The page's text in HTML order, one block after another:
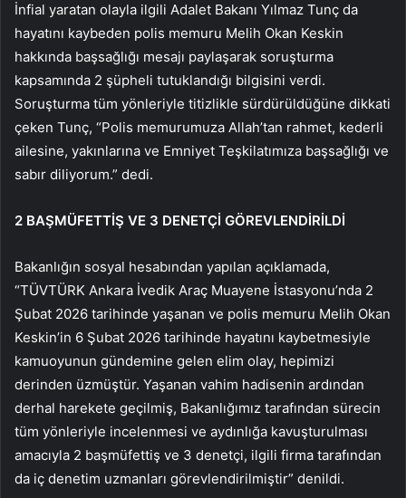
İnfial yaratan olayla ilgili Adalet Bakanı Yılmaz Tunç da
hayatını kaybeden polis memuru Melih Okan Keskin
hakkında başsağlığı mesajı paylaşarak soruşturma
kapsamında 2 şüpheli tutuklandığı bilgisini verdi.
Soruşturma tüm yönleriyle titizlikle sürdürüldüğüne dikkati
çeken Tunç, “Polis memurumuza Allah’tan rahmet, kederli
ailesine, yakınlarına ve Emniyet Teşkilatımıza başsağlığı ve
sabır diliyorum.” dedi.
2 BAŞMÜFETTİŞ VE 3 DENETÇİ GÖREVLENDİRİLDİ
Bakanlığın sosyal hesabından yapılan açıklamada,
“TÜVTÜRK Ankara İvedik Araç Muayene İstasyonu’nda 2
Şubat 2026 tarihinde yaşanan ve polis memuru Melih Okan
Keskin’in 6 Şubat 2026 tarihinde hayatını kaybetmesiyle
kamuoyunun gündemine gelen elim olay, hepimizi
derinden üzmüştür. Yaşanan vahim hadisenin ardından
derhal harekete geçilmiş, Bakanlığımız tarafından sürecin
tüm yönleriyle incelenmesi ve aydınlığa kavuşturulması
amacıyla 2 başmüfettiş ve 3 denetçi, ilgili firma tarafından
da iç denetim uzmanları görevlendirilmiştir” denildi.